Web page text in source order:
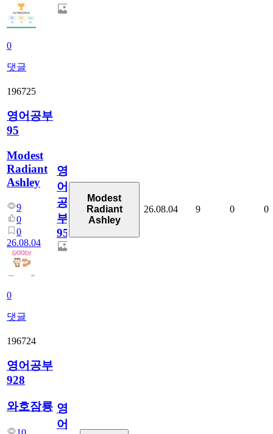
0
댓글
196725
영어공부
95
Modest
Radiant
Ashley
9
0
0
26.08.04
0
댓글
영
어
공
부
95
Modest
Radiant
Ashley
26.08.04 9 0 0
196724
영어공부
928
와호잠룡 영
어